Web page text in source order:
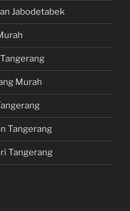
Jabodetabek
Murah
Tangerang
Tangerang